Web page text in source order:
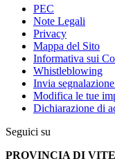
PEC
Note Legali
Privacy
Mappa del Sito
Informativa sui
Whistleblowing
Invia
Modifica le tue
Dichiarazione di
Seguici su
PROVINCIA DI